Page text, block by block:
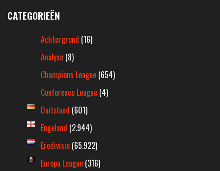
CATEGORIEËN
Achtergrond (16)
Analyse (8)
Champions League (654)
Conference League (4)
Duitsland (601)
Engeland (2.944)
Eredivisie (65.922)
Europa League (316)